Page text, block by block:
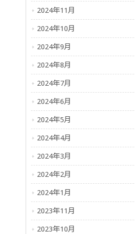
2024年11月
2024年10月
2024年9月
2024年8月
2024年7月
2024年6月
2024年5月
2024年4月
2024年3月
2024年2月
2024年1月
2023年11月
2023年10月